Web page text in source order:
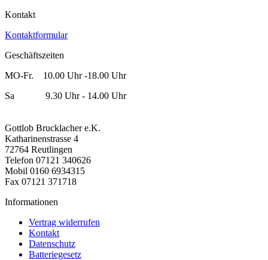
Kontakt
Kontaktformular
Geschäftszeiten
MO-Fr. 10.00 Uhr -18.00 Uhr
Sa 9.30 Uhr - 14.00 Uhr
Gottlob Brucklacher e.K.
Katharinenstrasse 4
72764 Reutlingen
Telefon 07121 340626
Mobil 0160 6934315
Fax 07121 371718
Informationen
Vertrag widerrufen
Kontakt
Datenschutz
Batteriegesetz